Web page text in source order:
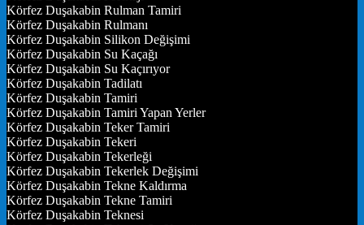
Körfez Duşakabin Rulman Tamiri
Körfez Duşakabin Rulmanı
Körfez Duşakabin Silikon Değişimi
Körfez Duşakabin Su Kaçağı
Körfez Duşakabin Su Kaçırıyor
Körfez Duşakabin Tadilatı
Körfez Duşakabin Tamiri
Körfez Duşakabin Tamiri Yapan Yerler
Körfez Duşakabin Teker Tamiri
Körfez Duşakabin Tekeri
Körfez Duşakabin Tekerleği
Körfez Duşakabin Tekerlek Değişimi
Körfez Duşakabin Tekne Kaldırma
Körfez Duşakabin Tekne Tamiri
Körfez Duşakabin Teknesi